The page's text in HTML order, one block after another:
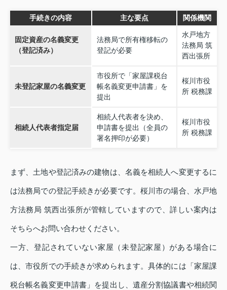
手続きの内容 主な要点 関係機関
固定資産の名義変更
（登記済み）
法務局で所有権移転の
登記が必要
水戸地方
法務局 筑
西出張所
未登記家屋の名義変更
市役所で「家屋課税台
帳名義変更申請書」を
提出
桜川市役
所 税務課
相続人代表者指定届
相続人代表者を決め、
申請書を提出（全員の
署名押印が必要）
桜川市役
所 税務課
まず、土地や登記済みの建物は、名義を相続人へ変更するに
は法務局での登記手続きが必要です。桜川市の場合、水戸地
方法務局 筑西出張所が管轄していますので、詳しい案内は
そちらへお問い合わせください。
一方、登記されていない家屋（未登記家屋）がある場合に
は、市役所での手続きが求められます。具体的には「家屋課
税台帳名義変更申請書」を提出し、遺産分割協議書や相続関